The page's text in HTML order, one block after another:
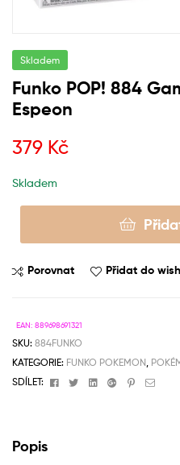
Skladem
Funko POP! 884
Espeon
379 Kč
Skladem
Porovnat Přidat do
EAN: 889698691321
SKU: 884FUNKO
KATEGORIE: FUNKO POKEMON,
SDÍLET:
FacebookTwitterLinkedinGoogle+Pinterest
Email
Popis